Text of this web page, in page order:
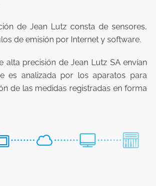
de Jean Lutz consta de sensores,
de emisión por Internet y software.
alta precisión de Jean Lutz SA envían
es analizada por los aparatos para
de las medidas registradas en forma